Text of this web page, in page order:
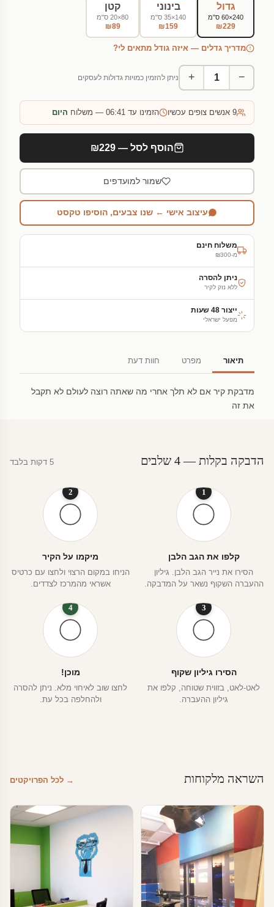
גדול
240×60 ס"מ
₪229
בינוני
140×35 ס"מ
₪159
קטן
80×20 ס"מ
₪89
מדריך גדלים — איזה גודל מתאים לי?
−
+ ניתן להזמין כמויות גדולות לעסקים
9 אנשים צופים עכשיו הזמינו עד 06:41 — משלוח היום
הוסף לסל — ₪229
שמור למועדפים
עיצוב אישי ← שנו צבעים, הוסיפו טקסט
משלוח חינם
מ-₪300
ניתן להסרה
ללא נזק לקיר
ייצור 48 שעות
מפעל ישראלי
תיאור מפרט חוות דעת
מדבקת קיר אם לא תלך אחרי מה שאתה רוצה לעולם לא תקבל
את זה
הדבקה בקלות — 4 שלבים 5 דקות בלבד
1
קלפו את הגב הלבן
הסירו את נייר הגב הלבן. גיליון
ההעברה השקוף נשאר על המדבקה.
2
מיקמו על הקיר
הניחו במקום הרצוי ולחצו עם כרטיס
אשראי מהמרכז לצדדים.
3
הסירו גיליון שקוף
לאט-לאט, בזווית שטוחה, קלפו את
גיליון ההעברה.
4
מוכן!
לחצו שוב לאיחוי מלא. ניתן להסרה
ולהחלפה בכל עת.
השראה מלקוחות → לכל הפרויקטים